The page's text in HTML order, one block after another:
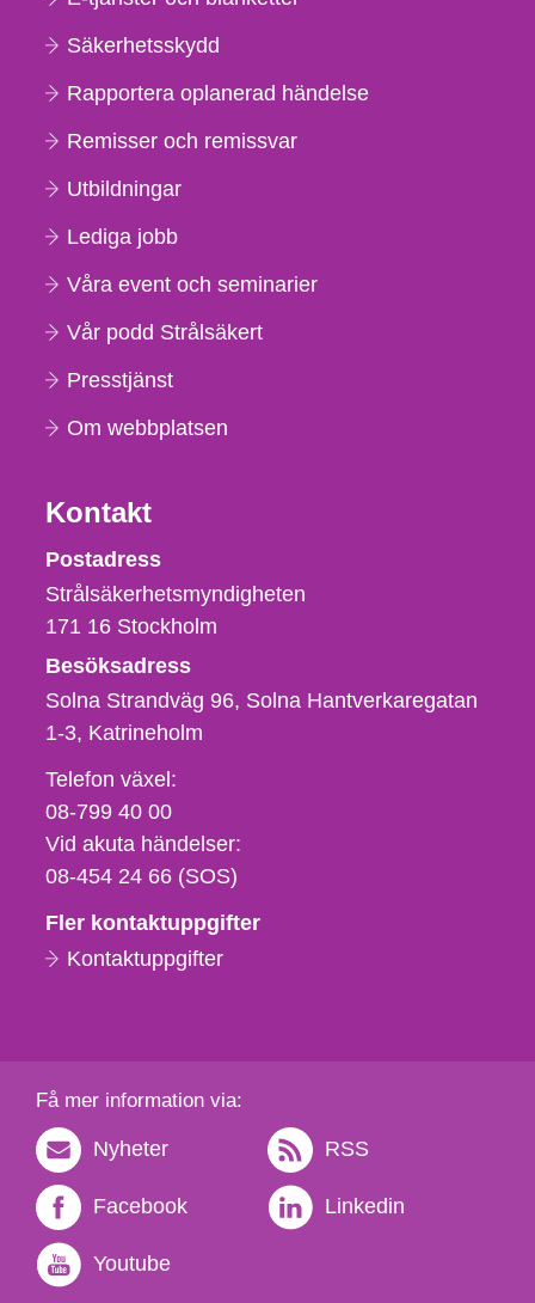
Säkerhetsskydd
Rapportera oplanerad händelse
Remisser och remissvar
Utbildningar
Lediga jobb
Våra event och seminarier
Vår podd Strålsäkert
Presstjänst
Om webbplatsen
Kontakt
Strålsäkerhetsmyndigheten
Postadress
Strålsäkerhetsmyndigheten
171 16 Stockholm
Besöksadress
Solna Strandväg 96, Solna Hantverkaregatan
1-3 Katrineholm
Telefon,
fax
och
e-
Telefon växel:
08-799 40 00
Vid akuta händelser:
08-454 24 66 (SOS)
Fler kontaktuppgifter
Kontaktuppgifter
Få mer information via:
Nyheter RSS
Facebook Linkedin
Youtube